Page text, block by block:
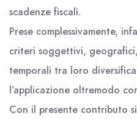
scadenze fiscali.
Prese complessivamente,
criteri soggettivi,
temporali tra loro
l’applicazione oltremodo
Con il presente contributo